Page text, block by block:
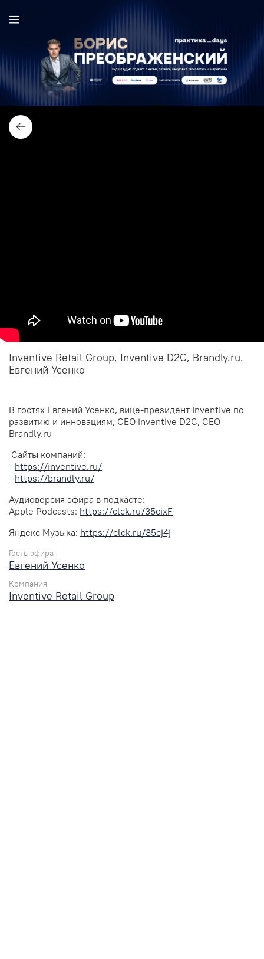
Inventive Retail Group, Inventive D2C, Brandly.ru.
Евгений Усенко
В гостях Евгений Усенко, вице-президент Inventive по
развитию и инновациям, CEO inventive D2C, CEO
Brandly.ru
Сайты компаний:
- https://inventive.ru/
- https://brandly.ru/
Аудиоверсия эфира в подкасте:
Apple Podcasts: https://clck.ru/35cixF
Яндекс Музыка: https://clck.ru/35cj4j
Гость эфира
Евгений Усенко
Компания
Inventive Retail Group